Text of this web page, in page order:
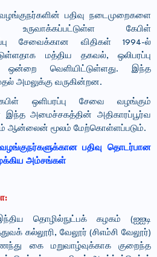
பதிவு நடைமுறைகளை
உருவாக்கப்பட்டுள்ள கேபிள்
சேவைக்கான விதிகள் 1994-ல்
மத்திய தகவல், ஒலிபரப்பு
ஒன்றை வெளியிட்டுள்ளது. இந்த
அமலுக்கு வருகின்றன.
ஒளிபரப்பு சேவை வழங்கும்
இந்த அமைச்சகத்தின் அதிகாரப்பூர்வ
ஆன்லைன் மூலம் மேற்கொள்ளப்படும்.
பதிவு தொடர்பான
அம்சங்கள்
தொழில்நுட்பக் கழகம் (ஐஐடி
கல்லூரி, வேலூர் (சிஎம்சி வேலூர்)
கை மறுவாழ்வுக்காக குறைந்த